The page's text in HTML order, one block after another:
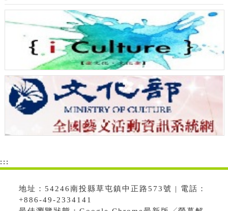
:::
地址：54246南投縣草屯鎮中正路573號 | 電話：
+886-49-2334141